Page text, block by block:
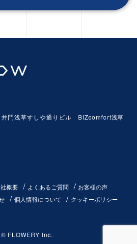
門浅草すしや通りビル BIZcomfort浅草
概要 よくあるご質問
お客様の声
個人情報について
クッキーポリシー
© FLOWERY Inc.